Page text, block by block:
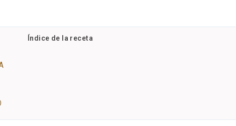
Índice de la receta